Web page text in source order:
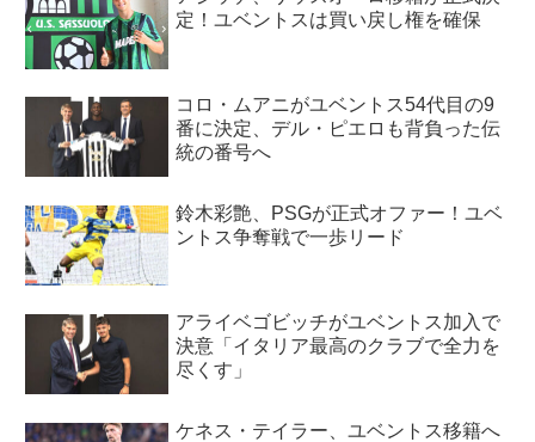
定！ユベントスは買い戻し権を確保
コロ・ムアニがユベントス54代目の9
番に決定、デル・ピエロも背負った伝
統の番号へ
鈴木彩艶、PSGが正式オファー！ユベ
ントス争奪戦で一歩リード
アライベゴビッチがユベントス加入で
決意「イタリア最高のクラブで全力を
尽くす」
ケネス・テイラー、ユベントス移籍へ